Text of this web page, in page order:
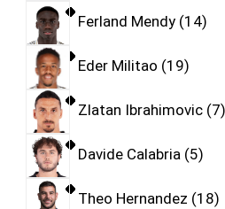
Ferland Mendy 14
Eder Militao 19
Zlatan Ibrahimovic 7
Davide Calabria 5
Theo Hernandez 18